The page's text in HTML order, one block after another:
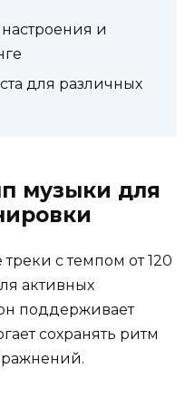
и
для различных
музыки для
с темпом от 120
активных
поддерживает
сохранять ритм